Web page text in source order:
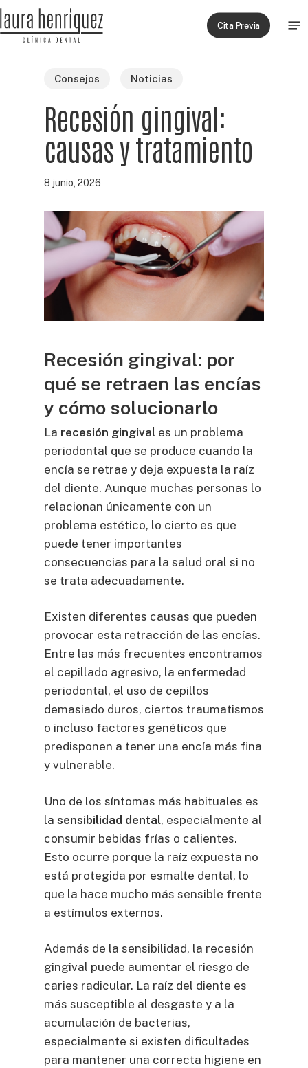
Skip
to
main
Cita Previa
Consejos Noticias
Recesión gingival:
causas y tratamiento
8 junio, 2026
Recesión gingival: por
qué se retraen las encías
y cómo solucionarlo
La recesión gingival es un problema
periodontal que se produce cuando la
encía se retrae y deja expuesta la raíz
del diente. Aunque muchas personas lo
relacionan únicamente con un
problema estético, lo cierto es que
puede tener importantes
consecuencias para la salud oral si no
se trata adecuadamente.
Existen diferentes causas que pueden
provocar esta retracción de las encías.
Entre las más frecuentes encontramos
el cepillado agresivo, la enfermedad
periodontal, el uso de cepillos
demasiado duros, ciertos traumatismos
o incluso factores genéticos que
predisponen a tener una encía más fina
y vulnerable.
Uno de los síntomas más habituales es
la sensibilidad dental, especialmente al
consumir bebidas frías o calientes.
Esto ocurre porque la raíz expuesta no
está protegida por esmalte dental, lo
que la hace mucho más sensible frente
a estímulos externos.
Además de la sensibilidad, la recesión
gingival puede aumentar el riesgo de
caries radicular. La raíz del diente es
más susceptible al desgaste y a la
acumulación de bacterias,
especialmente si existen dificultades
para mantener una correcta higiene en